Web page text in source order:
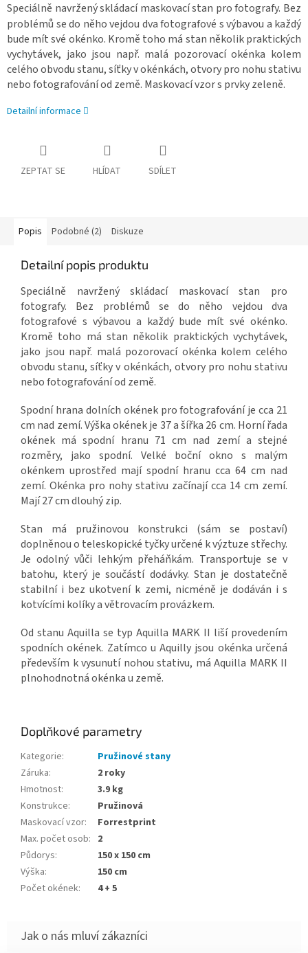
Speciálně navržený skládací maskovací stan pro fotografy. Bez
problémů se do něho vejdou dva fotografové s výbavou a každý
bude mít své okénko. Kromě toho má stan několik praktických
vychytávek, jako jsou např. malá pozorovací okénka kolem
celého obvodu stanu, síťky v okénkách, otvory pro nohu stativu
nebo fotografování od země. Maskovací vzor s prvky zeleně.
Detailní informace
ZEPTAT SE HLÍDAT SDÍLET
Popis Podobné (2) Diskuze
Detailní popis produktu
Speciálně navržený skládací maskovací stan pro
fotografy. Bez problémů se do něho vejdou dva
fotografové s výbavou a každý bude mít své okénko.
Kromě toho má stan několik praktických vychytávek,
jako jsou např. malá pozorovací okénka kolem celého
obvodu stanu, síťky v okénkách, otvory pro nohu stativu
nebo fotografování od země.
Spodní hrana dolních okének pro fotografování je cca 21
cm nad zemí. Výška okének je 37 a šířka 26 cm. Horní řada
okének má spodní hranu 71 cm nad zemí a stejné
rozměry, jako spodní. Velké boční okno s malým
okénkem uprostřed mají spodní hranu cca 64 cm nad
zemí. Okénka pro nohy stativu začínají cca 14 cm zemí.
Mají 27 cm dlouhý zip.
Stan má pružinovou konstrukci (sám se postaví)
doplněnou o teleskopické tyčky určené k výztuze střechy.
Je odolný vůči lehkým přeháňkám. Transportuje se v
batohu, který je součástí dodávky. Stan je dostatečně
stabilní i bez ukotvení k zemi, nicméně je dodáván i s
kotvícími kolíky a větrovacím provázkem.
Od stanu Aquilla se typ Aquilla MARK II liší provedením
spodních okének. Zatímco u Aquilly jsou okénka určená
především k vysunutí nohou stativu, má Aquilla MARK II
plnohodnotná okénka u země.
Doplňkové parametry
Kategorie:
Pružinové stany
Záruka:
2 roky
Hmotnost:
3.9 kg
Konstrukce:
Pružinová
Maskovací vzor:
Forrestprint
Max. počet osob: 2
Půdorys:
150 x 150 cm
Výška:
150 cm
Počet okének: 4 + 5